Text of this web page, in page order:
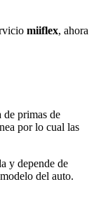
miiflex, ahora
de primas de
por lo cual las
y depende de
del auto.